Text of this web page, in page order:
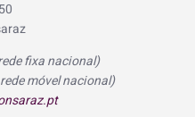
fixa nacional)
móvel nacional)